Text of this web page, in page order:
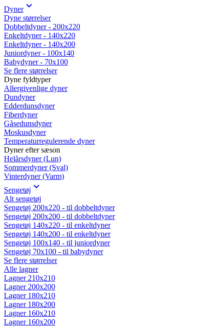
Dyner
Dyne størrelser
Dobbeltdyner - 200x220
Enkeltdyner - 140x220
Enkeltdyner - 140x200
Juniordyner - 100x140
Babydyner - 70x100
Se flere størrelser
Dyne fyldtyper
Allergivenlige dyner
Dundyner
Edderdunsdyner
Fiberdyner
Gåsedunsdyner
Moskusdyner
Temperaturregulerende dyner
Dyner efter sæson
Helårsdyner (Lun)
Sommerdyner (Sval)
Vinterdyner (Varm)
Sengetøj
Alt sengetøj
Sengetøj 200x220 - til dobbeltdyner
Sengetøj 200x200 - til dobbeltdyner
Sengetøj 140x220 - til enkeltdyner
Sengetøj 140x200 - til enkeltdyner
Sengetøj 100x140 - til juniordyner
Sengetøj 70x100 - til babydyner
Se flere størrelser
Alle lagner
Lagner 210x210
Lagner 200x200
Lagner 180x210
Lagner 180x200
Lagner 160x210
Lagner 160x200